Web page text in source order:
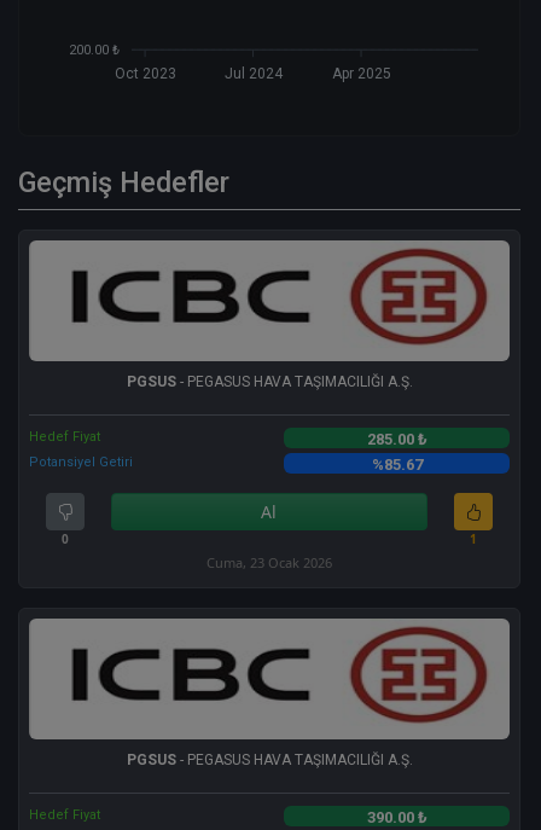
200.00 ₺
Oct 2023 Jul 2024 Apr 2025
Geçmiş Hedefler
PGSUS- PEGASUS HAVA TAŞIMACILIĞI A.Ş.
Hedef Fiyat 285.00 ₺
Potansiyel Getiri %85.67
0
Al
1
Cuma, 23 Ocak 2026
PGSUS- PEGASUS HAVA TAŞIMACILIĞI A.Ş.
Hedef Fiyat 390.00 ₺